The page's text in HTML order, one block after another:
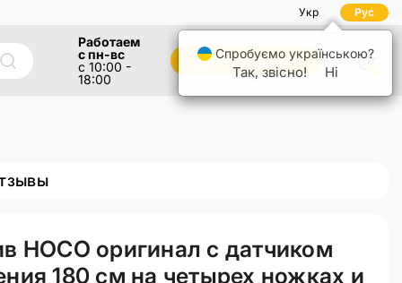
Укр Рус
Работаем
с пн-вс
с 10:00 -
18:00
Помощь
HOCO оригинал с датчиком
180 см на четырех ножках и
Спробуємо українською?
Так, звісно! Ні